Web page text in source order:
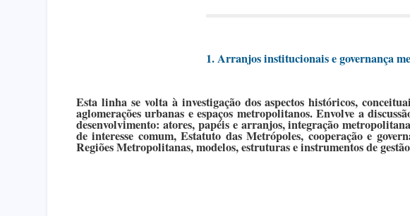
1. Arranjos institucionais e governança
Esta linha se volta à investigação dos aspectos históricos,
aglomerações urbanas e espaços metropolitanos. Envolve a
desenvolvimento: atores, papéis e arranjos, integração
de interesse comum, Estatuto das Metrópoles, cooperação e
Regiões Metropolitanas, modelos, estruturas e instrumentos de